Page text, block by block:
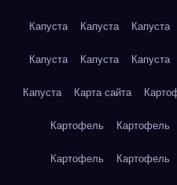
Капуста Капуста Капуста
Капуста Капуста Капуста
Капуста Карта сайта
Картофель Картофель
Картофель Картофель